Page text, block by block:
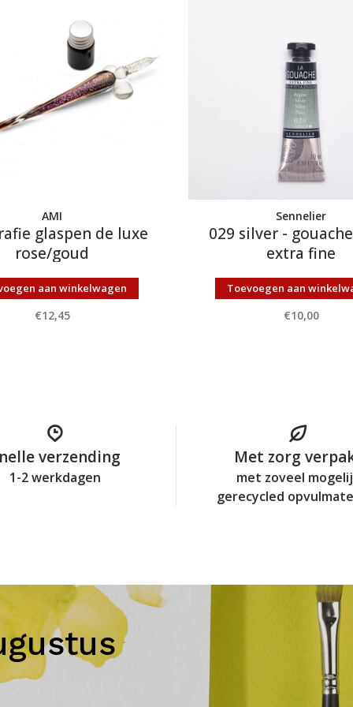
AMI
glaspen de luxe
rose/goud
aan winkelwagen
€12,45
Sennelier
029 silver -
extra fine
Toevoegen aan
€10,00
verzending
1-2 werkdagen
Met zorg
met zoveel
gerecycled